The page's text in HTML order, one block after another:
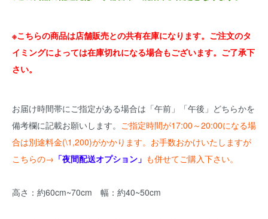
※こちらの商品は店舗販売との共有在庫になります。ご注文のタ
イミングによっては在庫切れになる場合もございます。ご了承下
さい。
お届け時間帯にご指定がある場合は「午前」「午後」どちらかを
備考欄に記載お願いします。 ご指定時間が17:00～20:00になる場
合は別途料金(\1,200)がかかります。お手数おかけいたしますが
こちらの→ 「夜間配送オプション」 も併せてご購入下さい。
高さ：約60cm~70cm 幅：約40~50cm